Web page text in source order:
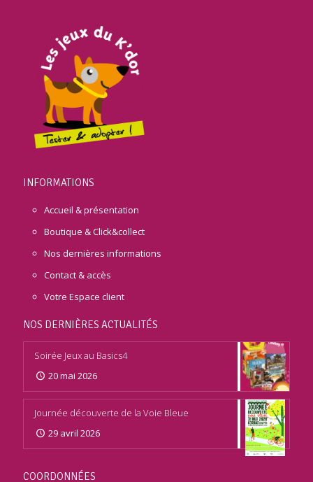
INFORMATIONS
Accueil & présentation
Boutique & Click&collect
Nos dernières informations
Contact & accès
Votre Espace client
NOS DERNIÈRES ACTUALITÉS
Soirée Jeux au Basics4
20 mai 2026
Journée découverte de la Voie Bleue
29 avril 2026
COORDONNÉES